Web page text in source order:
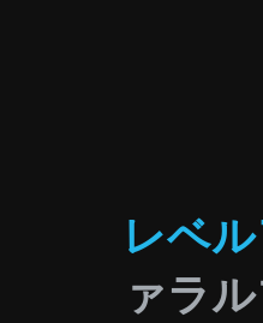
レベ
ァラ